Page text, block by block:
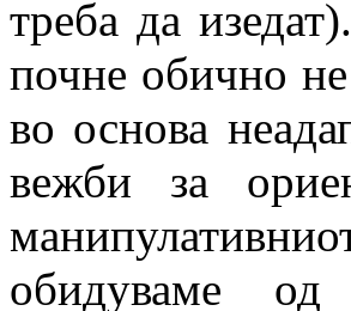
треба да
почне обично
во основа
вежби за
обидуваме